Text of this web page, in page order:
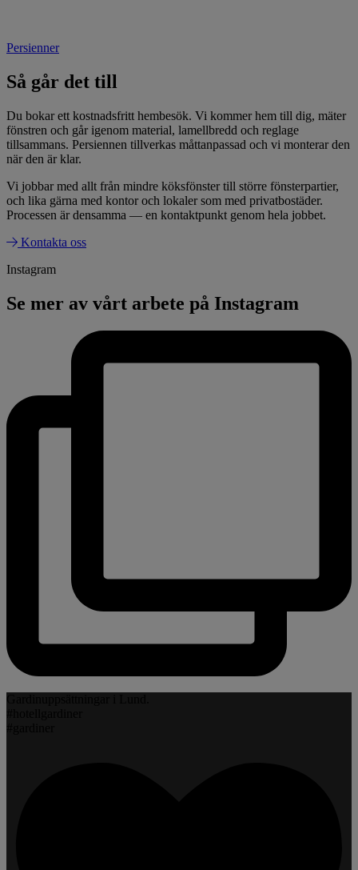
Persienner
Så går det till
Du bokar ett kostnadsfritt hembesök. Vi kommer hem till dig, mäter
fönstren och går igenom material, lamellbredd och reglage
tillsammans. Persiennen tillverkas måttanpassad och vi monterar den
när den är klar.
Vi jobbar med allt från mindre köksfönster till större fönsterpartier,
och lika gärna med kontor och lokaler som med privatbostäder.
Processen är densamma — en kontaktpunkt genom hela jobbet.
Kontakta oss
Instagram
Se mer av vårt arbete på Instagram